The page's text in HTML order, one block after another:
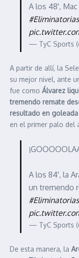
A los 48',
— TyC Sports
A partir de allí, la
su mejor nivel, ante
fue como Álvarez
tremendo remate
resultado en
en el primer palo del
A los 84', la
un tremendo
— TyC Sports
De esta manera, la